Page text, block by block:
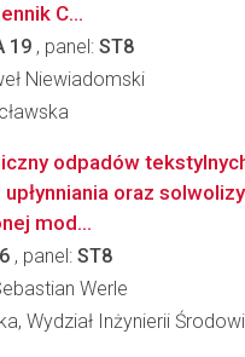
C...
19 , panel: ST8
Niewiadomski
odpadów
oraz
mod...
, panel: ST8
Werle
Wydział Inżynierii